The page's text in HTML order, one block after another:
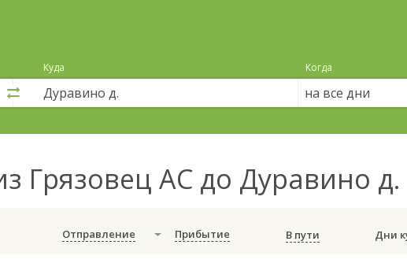
Куда Когда
на все дни
Грязовец АС до Дуравино д.
Отправление Прибытие В пути